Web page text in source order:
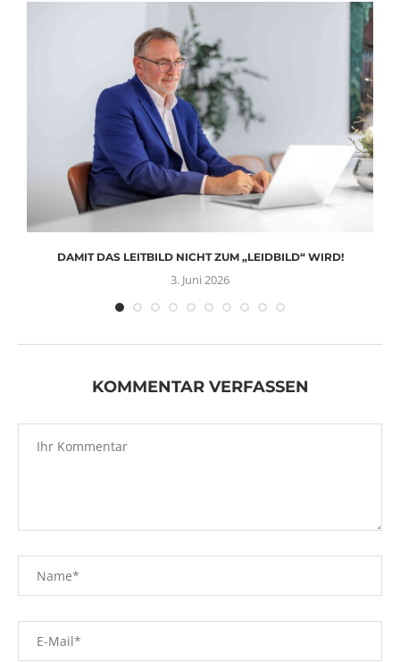
DAMIT DAS LEITBILD NICHT ZUM „LEIDBILD“ WIRD!
3. Juni 2026
KOMMENTAR VERFASSEN